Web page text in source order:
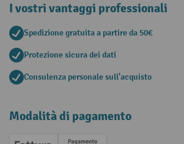
I vostri vantaggi professionali
Spedizione gratuita a partire da 50€
Protezione sicura dei dati
Consulenza personale sull'acquisto
Modalità di pagamento